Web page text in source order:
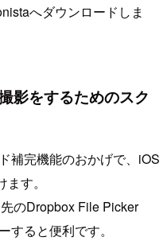
へダウンロードしま
影をするためのスク
補完機能のおかげで、iOS
す。
のDropbox File Picker
ると便利です。